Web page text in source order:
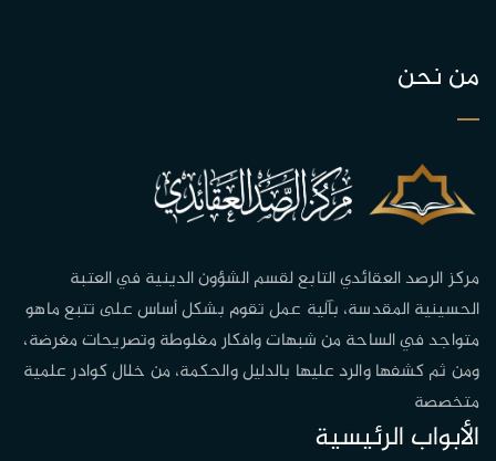
من نحن
مركز الرصد العقائدي التابع لقسم الشؤون الدينية في العتبة
الحسينية المقدسة، بآلية عمل تقوم بشكل أساس على تتبع ماهو
متواجد في الساحة من شبهات وافكار مغلوطة وتصريحات مغرضة،
ومن ثم كشفها والرد عليها بالدليل والحكمة، من خلال كوادر علمية
متخصصة
الأبواب الرئيسية